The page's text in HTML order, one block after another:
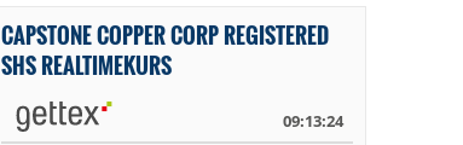
CAPSTONE COPPER CORP REGISTERED
SHS REALTIMEKURS
09:13:24